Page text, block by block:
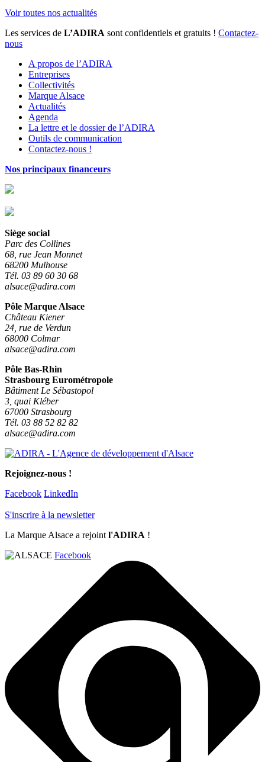
Voir toutes nos actualités
Les services de L’ADIRA sont confidentiels et gratuits ! Contactez-
nous
A propos de l’ADIRA
Entreprises
Collectivités
Marque Alsace
Actualités
Agenda
La lettre et le dossier de l’ADIRA
Outils de communication
Contactez-nous !
Nos principaux financeurs
Siège social
Parc des Collines
68, rue Jean Monnet
68200 Mulhouse
Tél. 03 89 60 30 68
alsace@adira.com
Pôle Marque Alsace
Château Kiener
24, rue de Verdun
68000 Colmar
alsace@adira.com
Pôle Bas-Rhin
Strasbourg Eurométropole
Bâtiment Le Sébastopol
3, quai Kléber
67000 Strasbourg
Tél. 03 88 52 82 82
alsace@adira.com
Rejoignez-nous !
Facebook LinkedIn
S'inscrire à la newsletter
La Marque Alsace a rejoint l'ADIRA !
Facebook